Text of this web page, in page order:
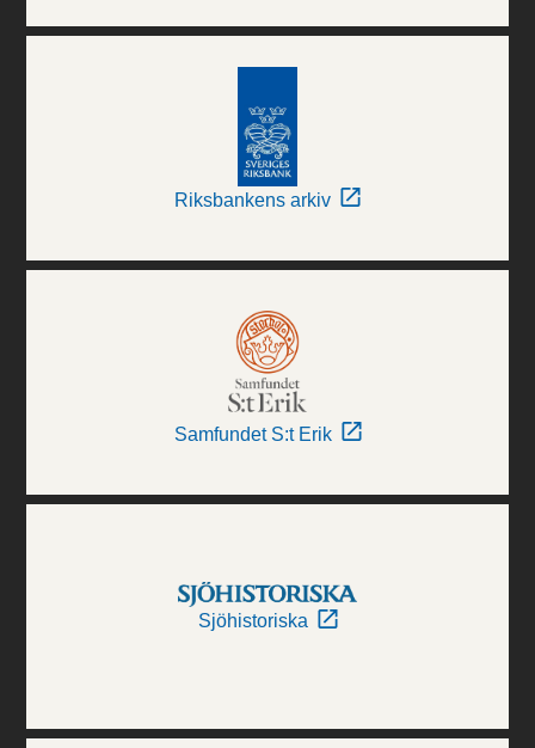
Riksbankens arkiv
Samfundet S:t Erik
Sjöhistoriska